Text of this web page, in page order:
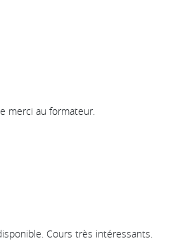
merci au formateur.
Cours très intéressants.